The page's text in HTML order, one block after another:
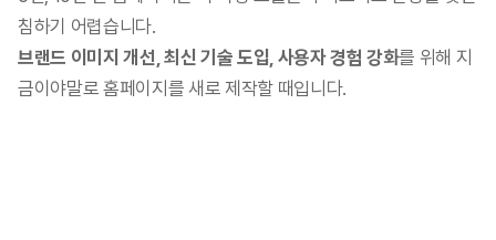
침하기 어렵습니다.
브랜드 이미지 개선, 최신 기술 도입, 사용자 경험 강화를 위해 지
금이야말로 홈페이지를 새로 제작할 때입니다.